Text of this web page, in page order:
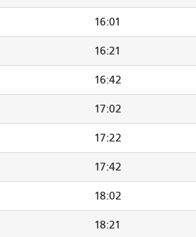
16:01
16:21
16:42
17:02
17:22
17:42
18:02
18:21